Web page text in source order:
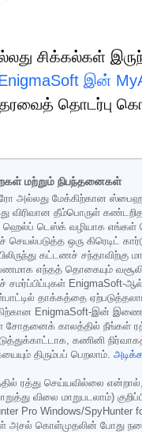
சிக்கல்கள்
இன்
தொடர்பு
மற்றும் நிபந்தனைகள்
மேக்கிற்கான
இது விரிவான தீம்பொருள்
டெஸ்க் வழியாக எங்கள்
ஒரு கிரெடிட்
கட்டணச் சந்தாவிற்கு
எந்தத் தொகையும்
தாக்கத்தை
EnigmaSoft-இன்
காலத்தில் நீங்கள்
கணினி
திரும்பப் பெறலாம்.
ரத்து செய்யவில்லை
விலை மாறுபடலாம்)
Pro Windows/SpyHunter
அசல் கொள்முதலின் போது